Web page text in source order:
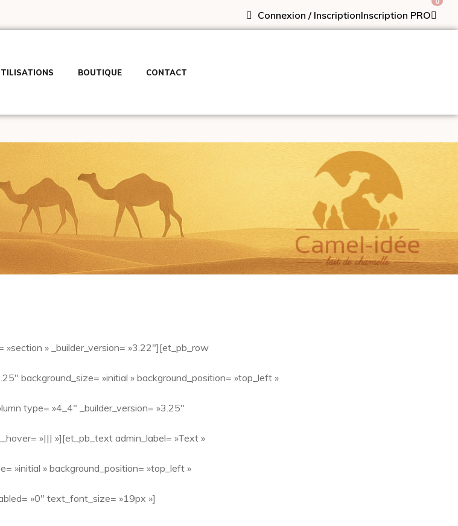
Connexion / InscriptionInscription PRO
BOUTIQUE CONTACT
» _builder_version= »3.22″][et_pb_row
background_size= »initial » background_position= »top_left »
type= »4_4″ _builder_version= »3.25″
»||| »][et_pb_text admin_label= »Text »
»initial » background_position= »top_left »
»0″ text_font_size= »19px »]